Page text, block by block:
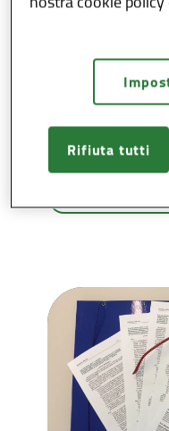
inserzionisti
Rifiuta tutti